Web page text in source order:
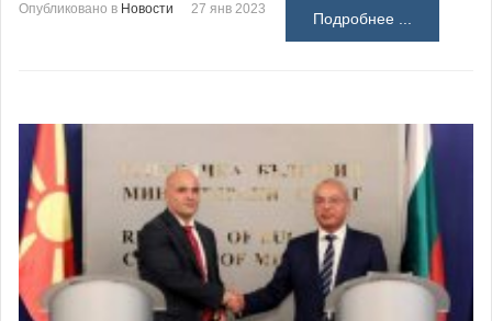
Опубликовано в Новости 27 янв 2023
Подробнее ...